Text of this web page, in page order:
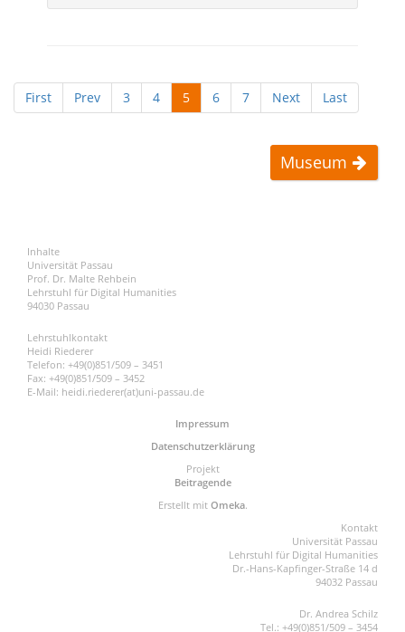
First Prev 3 4 5 6 7 Next Last
Museum
Inhalte
Universität Passau
Prof. Dr. Malte Rehbein
Lehrstuhl für Digital Humanities
94030 Passau
Lehrstuhlkontakt
Heidi Riederer
Telefon: +49(0)851/509 – 3451
Fax: +49(0)851/509 – 3452
E-Mail: heidi.riederer(at)uni-passau.de
Impressum
Datenschutzerklärung
Projekt
Beitragende
Erstellt mit Omeka.
Kontakt
Universität Passau
Lehrstuhl für Digital Humanities
Dr.-Hans-Kapfinger-Straße 14 d
94032 Passau
Dr. Andrea Schilz
Tel.: +49(0)851/509 – 3454